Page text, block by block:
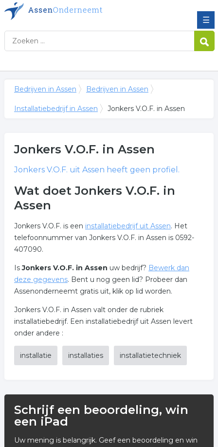
☰
Bedrijven in Assen Bedrijven in Assen
Installatiebedrijf in Assen Jonkers V.O.F. in Assen
Jonkers V.O.F. in Assen
Jonkers V.O.F. uit Assen heeft geen profiel.
Wat doet Jonkers V.O.F. in
Assen
Jonkers V.O.F. is een installatiebedrijf uit Assen. Het
telefoonnummer van Jonkers V.O.F. in Assen is 0592-
407090.
IsJonkers V.O.F. in Assen uw bedrijf? Bewerk dan
deze gegevens. Bent u nog geen lid? Probeer dan
Assenonderneemt gratis uit, klik op lid worden.
Jonkers V.O.F. in Assen valt onder de rubriek
installatiebedrijf. Een installatiebedrijf uit Assen levert
onder andere :
installatie installaties installatietechniek
Schrijf een beoordeling, win
een iPad
Uw mening is belangrijk. Geef een beoordeling en win